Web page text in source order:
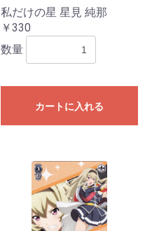
私だけの星 星見 純那
￥330
数量
カートに入れる